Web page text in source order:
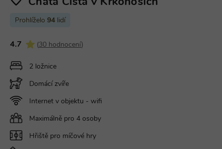
Prohlíželo 94 lidí
4.7 (30 hodnocení )
2 ložnice
Domácí zvíře
Internet v objektu - wifi
Maximálně pro 4 osoby
Hřiště pro míčové hry